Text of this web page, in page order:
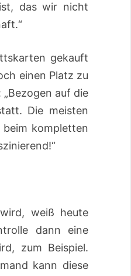
das wir nicht
gekauft
einen Platz zu
auf die
Die meisten
beim kompletten
weiß heute
dann eine
zum Beispiel.
kann diese